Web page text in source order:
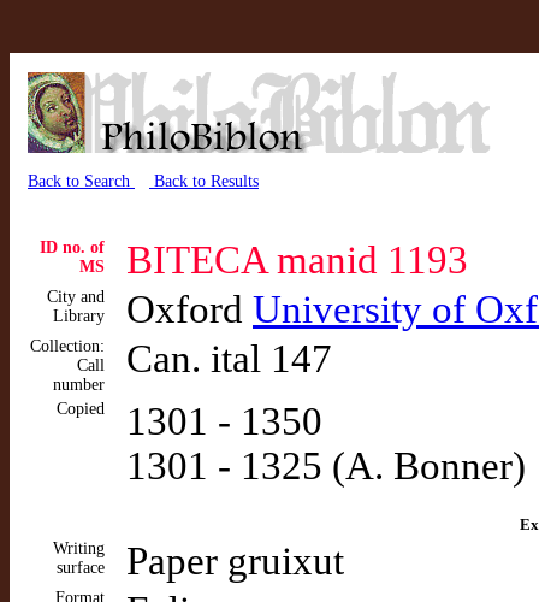
Back to Search Back to Results
ID no. of
MS
BITECA manid 1193
City and
Library
Oxford University of
Collection:
Call
number
Can. ital 147
Copied
1301 - 1350
1301 - 1325 (A. Bonner)
Writing
surface
Paper gruixut
Format